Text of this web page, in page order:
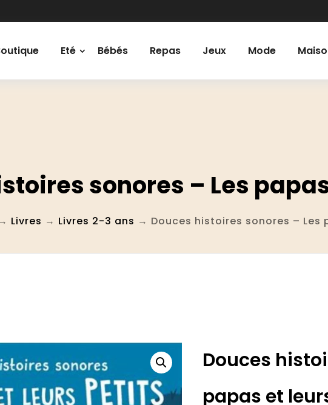
Eté Bébés Repas Jeux Mode
sonores – Les
→ Livres → Livres 2-3 ans → Douces histoires sonores –
Douces
papas et